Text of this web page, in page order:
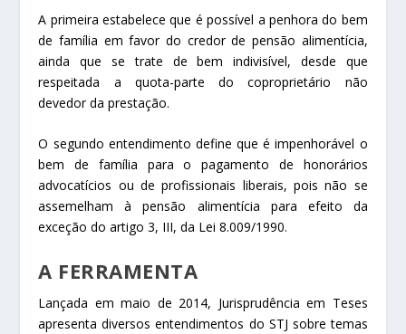
A primeira estabelece que é possível a penhora do bem
de família em favor do credor de pensão alimentícia,
ainda que se trate de bem indivisível, desde que
respeitada a quota-parte do coproprietário não
devedor da prestação.
O segundo entendimento define que é impenhorável o
bem de família para o pagamento de honorários
advocatícios ou de profissionais liberais, pois não se
assemelham à pensão alimentícia para efeito da
exceção do artigo 3, III, da Lei 8.009/1990.
A FERRAMENTA
Lançada em maio de 2014, Jurisprudência em Teses
apresenta diversos entendimentos do STJ sobre temas